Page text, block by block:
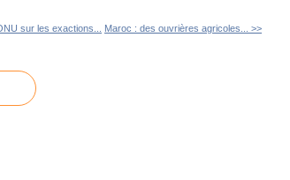
sur les exactions... Maroc : des ouvrières agricoles... >>